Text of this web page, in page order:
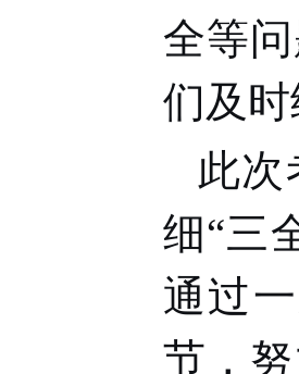
全等
们及
此次
细“三
通过
节，